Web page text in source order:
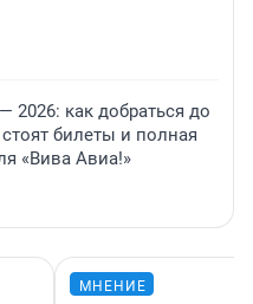
как добраться до
билеты и полная
«Вива Авиа!»
МНЕНИЕ